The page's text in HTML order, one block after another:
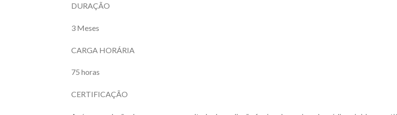
DURAÇÃO
3 Meses
CARGA HORÁRIA
75 horas
CERTIFICAÇÃO